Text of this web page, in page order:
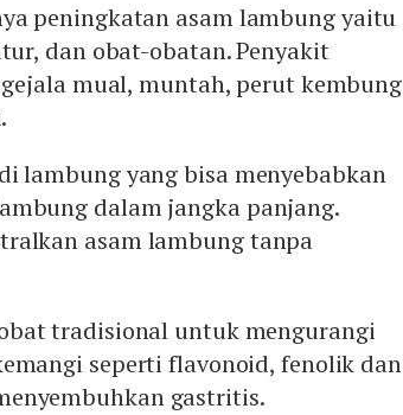
peningkatan asam lambung yaitu
dan obat-obatan. Penyakit
mual, muntah, perut kembung
lambung yang bisa menyebabkan
dalam jangka panjang.
asam lambung tanpa
tradisional untuk mengurangi
seperti flavonoid, fenolik dan
gastritis.